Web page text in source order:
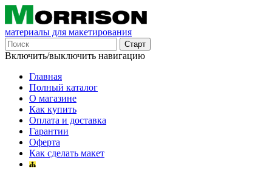
материалы для макетирования
Включить/выключить навигацию
Главная
Полный каталог
О магазине
Как купить
Оплата и доставка
Гарантии
Оферта
Как сделать макет